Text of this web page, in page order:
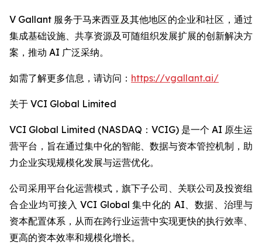
V Gallant 服务于马来西亚及其他地区的企业和社区，通过
集成基础设施、共享资源及可随组织发展扩展的创新解决方
案，推动 AI 广泛采纳。
如需了解更多信息，请访问： https://vgallant.ai/
关于 VCI Global Limited
VCI Global Limited (NASDAQ：VCIG) 是一个 AI 原生运
营平台，旨在通过集中化的智能、数据与资本管控机制，助
力企业实现规模化发展与运营优化。
公司采用平台化运营模式，旗下子公司、关联公司及投资组
合企业均可接入 VCI Global 集中化的 AI、数据、治理与
资本配置体系，从而在跨行业运营中实现更快的执行效率、
更高的资本效率和规模化增长。